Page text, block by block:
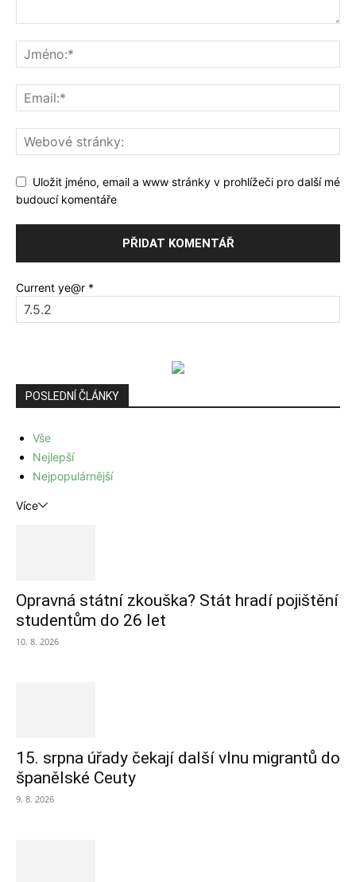
Uložit jméno, email a www stránky v prohlížeči pro další mé
budoucí komentáře
Current ye@r *
POSLEDNÍ ČLÁNKY
Vše
Nejlepší
Nejpopulárnější
Více
Opravná státní zkouška? Stát hradí pojištění
studentům do 26 let
10. 8. 2026
15. srpna úřady čekají další vlnu migrantů do
španělské Ceuty
9. 8. 2026